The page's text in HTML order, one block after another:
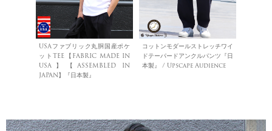
USAファブリック丸胴国産ポケ
ットTEE【FABRIC MADE IN
USA】【ASSEMBLED IN
JAPAN】『日本製』
コットンモダールストレッチワイ
ドテーパードアンクルパンツ『日
本製』 / Upscape Audience